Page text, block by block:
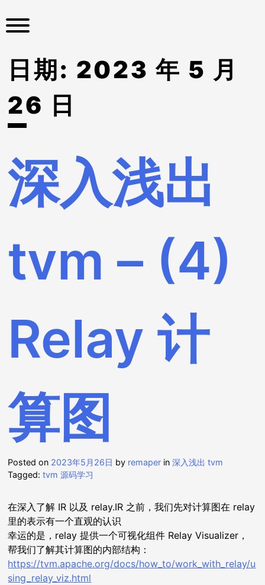
日期: 2023 年 5 月
26 日
深入浅出
tvm – (4)
Relay 计
算图
Posted on 2023年5月26日 by remaper in深入浅出 tvm
Tagged:tvm 源码学习
在深入了解 IR 以及 relay.IR 之前，我们先对计算图在 relay
里的表示有一个直观的认识
幸运的是，relay 提供一个可视化组件 Relay Visualizer，
帮我们了解其计算图的内部结构：
https://tvm.apache.org/docs/how_to/work_with_relay/u
sing_relay_viz.html